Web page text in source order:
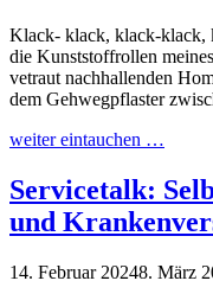
Klack- klack, klack-
die Kunststoffrollen
vetraut nachhallenden
dem Gehwegpflaster
weiter eintauchen …
Servicetalk:
und
14. Februar 20248. März